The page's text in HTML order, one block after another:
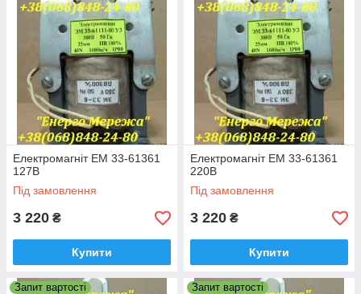
Електромагніт ЕМ 33-61361
127В
Під замовлення
3 220 ₴
Купити
Електромагніт ЕМ 33-61361
220В
Під замовлення
3 220 ₴
Купити
Запит вартості Запит вартості